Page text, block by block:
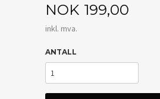
Pris
NOK 199,00
inkl. mva.
ANTALL